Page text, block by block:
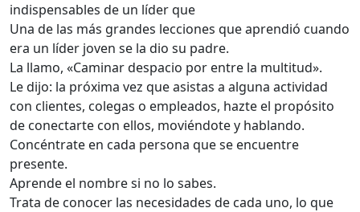
indispensables de un líder que
Una de las más grandes lecciones que aprendió cuando
era un líder joven se la dio su padre.
La llamo, «Caminar despacio por entre la multitud».
Le dijo: la próxima vez que asistas a alguna actividad
con clientes, colegas o empleados, hazte el propósito
de conectarte con ellos, moviéndote y hablando.
Concéntrate en cada persona que se encuentre
presente.
Aprende el nombre si no lo sabes.
Trata de conocer las necesidades de cada uno, lo que